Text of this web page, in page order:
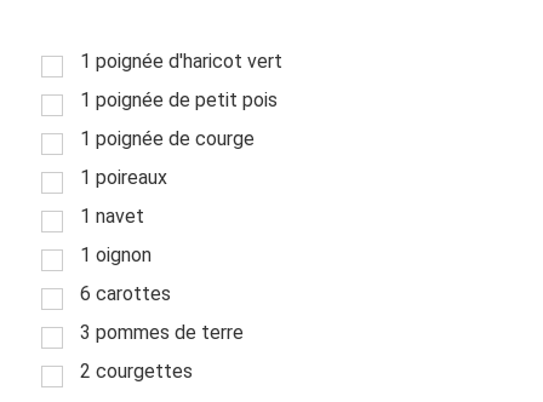
1 poignée d'haricot vert
1 poignée de petit pois
1 poignée de courge
1 poireaux
1 navet
1 oignon
6 carottes
3 pommes de terre
2 courgettes